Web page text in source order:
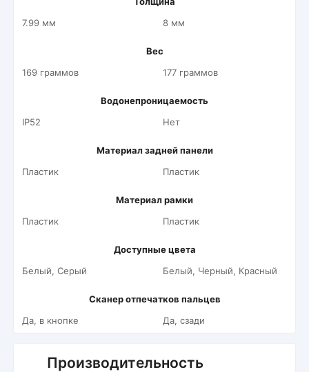
7.99 мм
8 мм
Вес
169 граммов
177 граммов
Водонепроницаемость
IP52
Нет
Материал задней панели
Пластик
Пластик
Материал рамки
Пластик
Пластик
Доступные цвета
Белый, Серый
Белый, Черный, Красный
Сканер отпечатков пальцев
Да, в кнопке
Да, сзади
Производительность